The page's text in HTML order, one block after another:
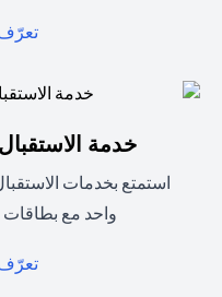
خدمة
استمتع بخدمات
واحد مع بطاقات